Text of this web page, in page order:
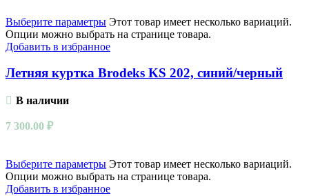
Выберите параметры Этот товар имеет несколько вариаций.
Опции можно выбрать на странице товара.
Добавить в избранное
Летняя куртка Brodeks KS 202, синий/черный
В наличии
7 300.00 ₽
Выберите параметры Этот товар имеет несколько вариаций.
Опции можно выбрать на странице товара.
Добавить в избранное